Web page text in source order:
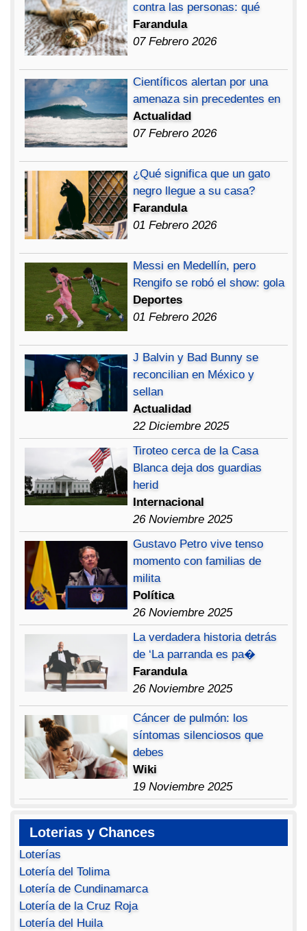
contra las personas: qué
Farandula
07 Febrero 2026
Científicos alertan por una
amenaza sin precedentes en
Actualidad
07 Febrero 2026
¿Qué significa que un gato
negro llegue a su casa?
Farandula
01 Febrero 2026
Messi en Medellín, pero
Rengifo se robó el show: gola
Deportes
01 Febrero 2026
J Balvin y Bad Bunny se
reconcilian en México y
sellan
Actualidad
22 Diciembre 2025
Tiroteo cerca de la Casa
Blanca deja dos guardias
herid
Internacional
26 Noviembre 2025
Gustavo Petro vive tenso
momento con familias de
milita
Política
26 Noviembre 2025
La verdadera historia detrás
de ‘La parranda es pa�
Farandula
26 Noviembre 2025
Cáncer de pulmón: los
síntomas silenciosos que
debes
Wiki
19 Noviembre 2025
Loterias y Chances
Loterías
Lotería del Tolima
Lotería de Cundinamarca
Lotería de la Cruz Roja
Lotería del Huila